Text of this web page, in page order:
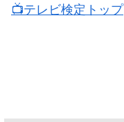
📺️テレビ検定トップ